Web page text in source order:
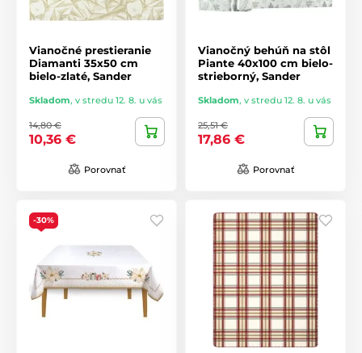
Vianočné prestieranie
Diamanti 35x50 cm
bielo-zlaté, Sander
Skladom, v stredu 12. 8. u vás
14,80 €
10,36 €
Porovnať
Vianočný behúň na stôl
Piante 40x100 cm bielo-
strieborný, Sander
Skladom, v stredu 12. 8. u vás
25,51 €
17,86 €
Porovnať
-30%